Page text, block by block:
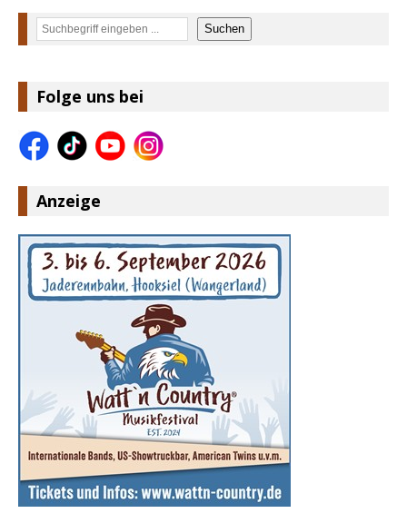
Suchen Suchen
Folge uns bei
Anzeige